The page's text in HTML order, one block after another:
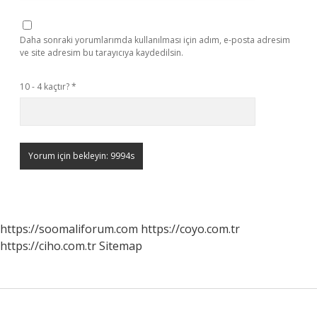
Daha sonraki yorumlarımda kullanılması için adım, e-posta adresim
ve site adresim bu tarayıcıya kaydedilsin.
10 - 4 kaçtır?*
https://soomaliforum.com https://coyo.com.tr
https://ciho.com.trSitemap